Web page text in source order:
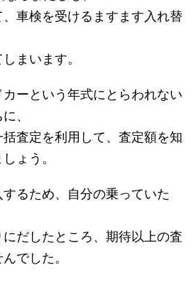
車検を受けるますます入れ替
まいます。
ーという年式にとらわれない
、
査定を利用して、査定額を知
ょう。
るため、自分の乗っていた
だしたところ、期待以上の査
でした。